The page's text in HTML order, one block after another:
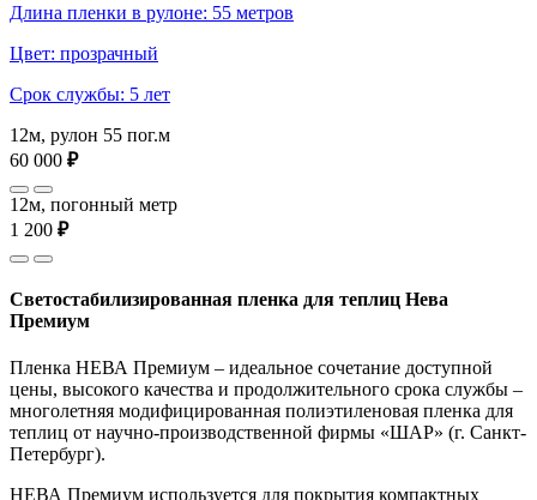
Длина пленки в рулоне: 55 метров
Цвет: прозрачный
Срок службы: 5 лет
12м, рулон 55 пог.м
60 000 ₽
12м, погонный метр
1 200 ₽
Светостабилизированная пленка для теплиц Нева
Премиум
Пленка НЕВА Премиум – идеальное сочетание доступной
цены, высокого качества и продолжительного срока службы –
многолетняя модифицированная полиэтиленовая пленка для
теплиц от научно-производственной фирмы «ШАР» (г. Санкт-
Петербург).
НЕВА Премиум используется для покрытия компактных